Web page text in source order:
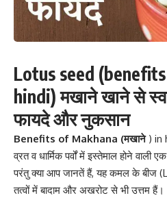
Lotus seed
hindi) मखाने खाने से
फायदे और नुकसान
Benefits of Makhana (मखाने) in
व्रत व धार्मिक पर्वों में इस्तेमाल होने वाली
परंतु क्या आप जानतें हैं, यह कमल के बीज
तत्वों में बादाम और अखरोटसे भी उत्तम हैं।